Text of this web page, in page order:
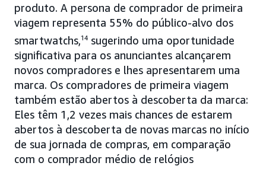
produto. A persona de comprador de primeira
viagem representa 55% do público-alvo dos
smartwatchs,14 sugerindo uma oportunidade
significativa para os anunciantes alcançarem
novos compradores e lhes apresentarem uma
marca. Os compradores de primeira viagem
também estão abertos à descoberta da marca:
Eles têm 1,2 vezes mais chances de estarem
abertos à descoberta de novas marcas no início
de sua jornada de compras, em comparação
com o comprador médio de relógios